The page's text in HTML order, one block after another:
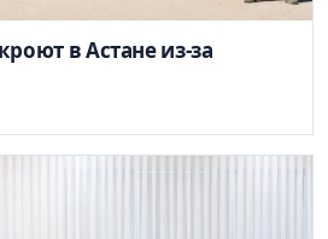
в Астане из-за